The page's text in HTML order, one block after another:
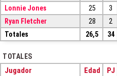
Lonnie Jones
25 3
Ryan Fletcher
28 2
Totales
26,5 34
TOTALES
Jugador Edad PJ